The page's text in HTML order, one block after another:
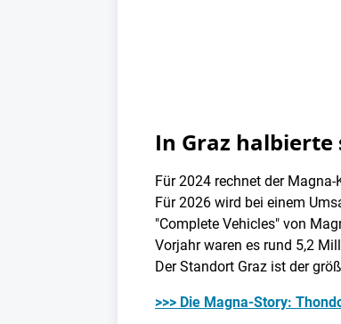
In Graz halbierte
Für 2024 rechnet der
Für 2026 wird bei einem
"Complete Vehicles" von
Vorjahr waren es rund 5,2
Der Standort Graz ist der
>>> Die Magna-Story: